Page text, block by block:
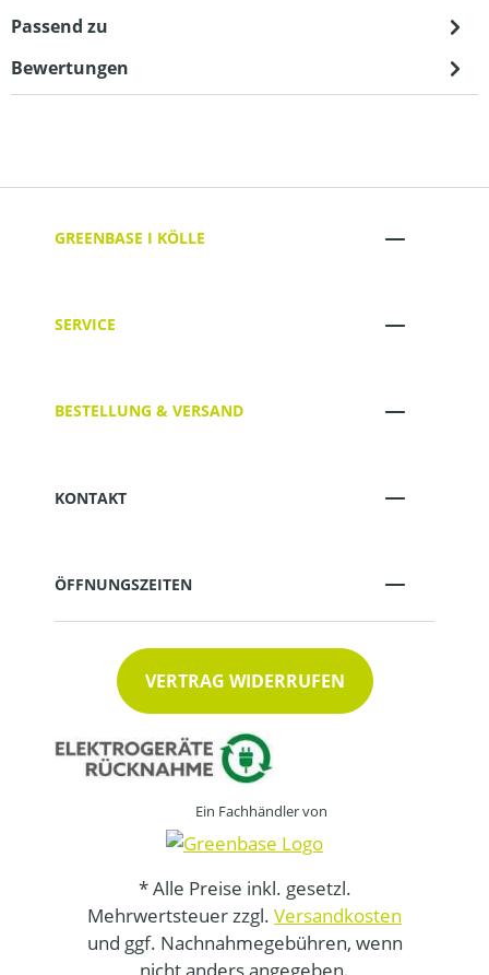
Passend zu
Bewertungen
GREENBASE I KÖLLE
SERVICE
BESTELLUNG & VERSAND
KONTAKT
ÖFFNUNGSZEITEN
VERTRAG WIDERRUFEN
Ein Fachhändler von
* Alle Preise inkl. gesetzl.
Mehrwertsteuer zzgl. Versandkosten
und ggf. Nachnahmegebühren, wenn